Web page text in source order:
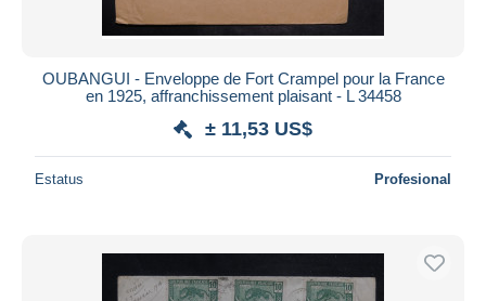
OUBANGUI - Enveloppe de Fort Crampel pour la France
en 1925, affranchissement plaisant - L 34458
± 11,53 US$
Estatus Profesional